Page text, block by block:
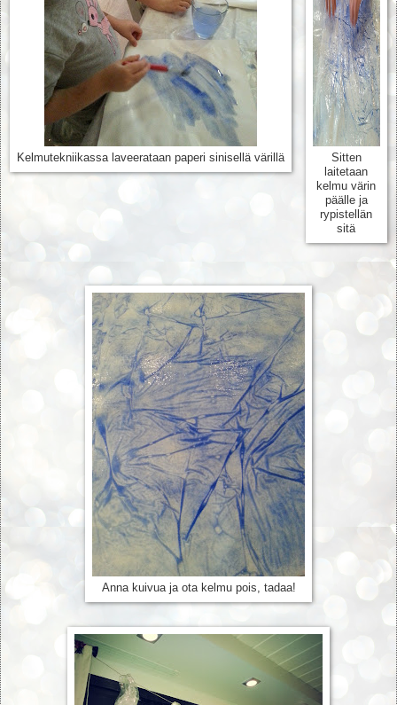
Kelmutekniikassa laveerataan paperi sinisellä värillä
Sitten
laitetaan
kelmu värin
päälle ja
rypistellän
sitä
Anna kuivua ja ota kelmu pois, tadaa!